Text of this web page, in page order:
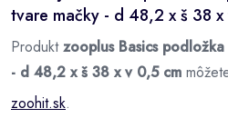
tvare mačky - d 48,2 x š 38
Produktzooplus Basics
- d 48,2 x š 38 x v 0,5 cm
zoohit.sk.